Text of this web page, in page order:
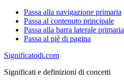
Passa alla navigazione primaria
Passa al contenuto principale
Passa alla barra laterale primaria
Passa al piè di pagina
Significatodi.com
Significati e definizioni di concetti